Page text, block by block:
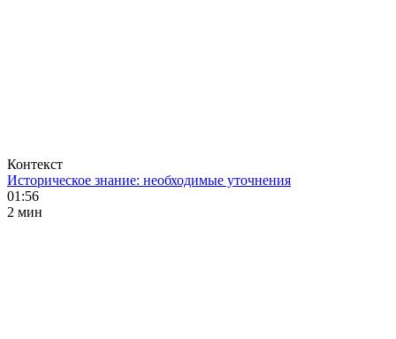
Контекст
Историческое знание: необходимые уточнения
01:56
2 мин